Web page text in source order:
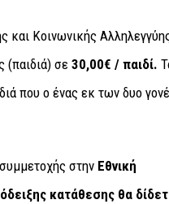
Κοινωνικής
(παιδιά) σε 30,00€ / παιδί.
που ο ένας εκ των δυο
στην Εθνική
κατάθεσης θα